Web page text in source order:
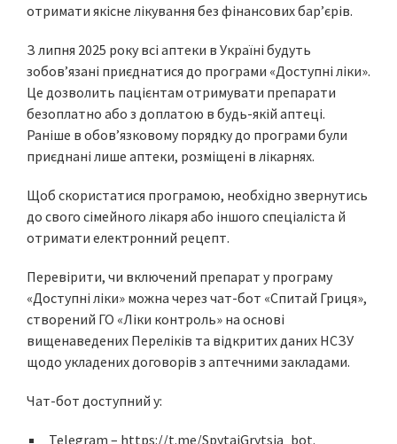
отримати якісне лікування без фінансових бар’єрів.
З липня 2025 року всі аптеки в Україні будуть
зобов’язані приєднатися до програми «Доступні ліки».
Це дозволить пацієнтам отримувати препарати
безоплатно або з доплатою в будь-якій аптеці.
Раніше в обовʼязковому порядку до програми були
приєднані лише аптеки, розміщені в лікарнях.
Щоб скористатися програмою, необхідно звернутись
до свого сімейного лікаря або іншого спеціаліста й
отримати електронний рецепт.
Перевірити, чи включений препарат у програму
«Доступні ліки» можна через чат-бот «Спитай Гриця»,
створений ГО «Ліки контроль» на основі
вищенаведених Переліків та відкритих даних НСЗУ
щодо укладених договорів з аптечними закладами.
Чат-бот доступний у:
Telegram – https://t.me/SpytaiGrytsia_bot.